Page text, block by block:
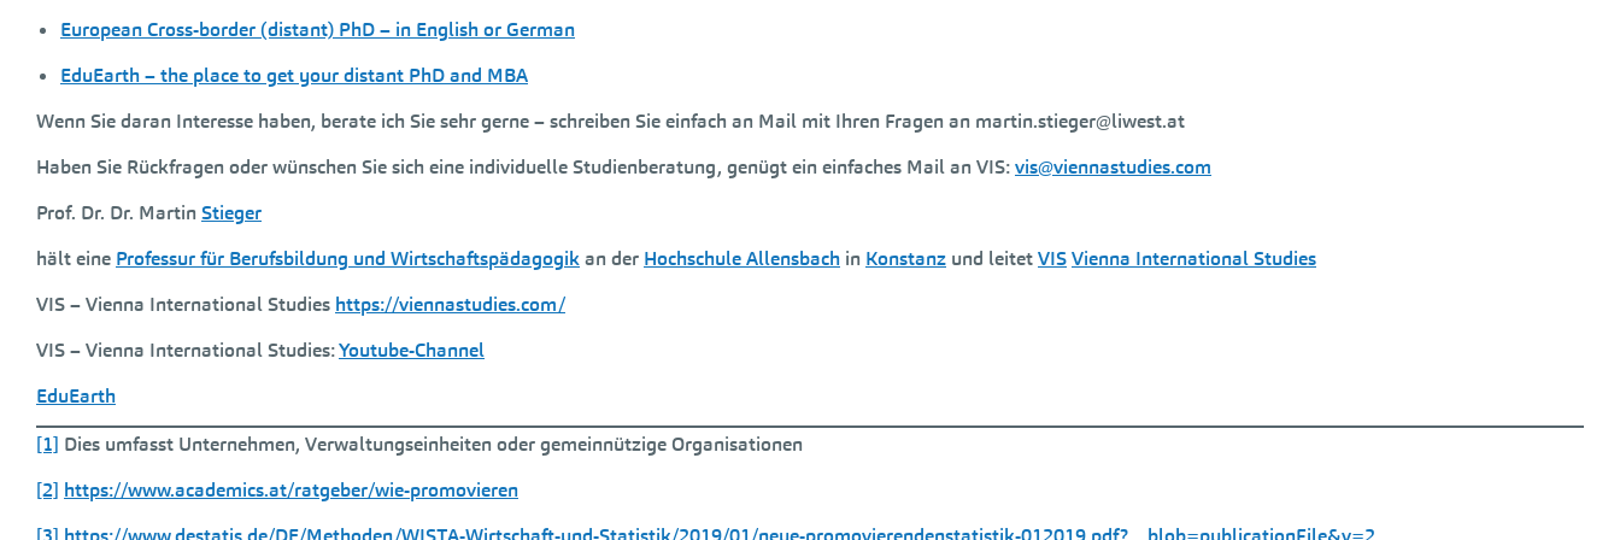
European Cross-border (distant) PhD – in English or German
EduEarth – the place to get your distant PhD and MBA
Wenn Sie daran Interesse haben, berate ich Sie sehr gerne – schreiben Sie einfach an Mail mit Ihren Fragen an martin.stieger@liwest.at
Haben Sie Rückfragen oder wünschen Sie sich eine individuelle Studienberatung, genügt ein einfaches Mail an VIS:vis@viennastudies.com
Prof. Dr. Dr. Martin Stieger
hält eine Professur für Berufsbildung und Wirtschaftspädagogikan der Hochschule Allensbach in Konstanz und leitetVISVienna International Studies
VIS – Vienna International Studies https://viennastudies.com/
VIS – Vienna International Studies:Youtube-Channel
EduEarth
[1] Dies umfasst Unternehmen, Verwaltungseinheiten oder gemeinnützige Organisationen
[2] https://www.academics.at/ratgeber/wie-promovieren